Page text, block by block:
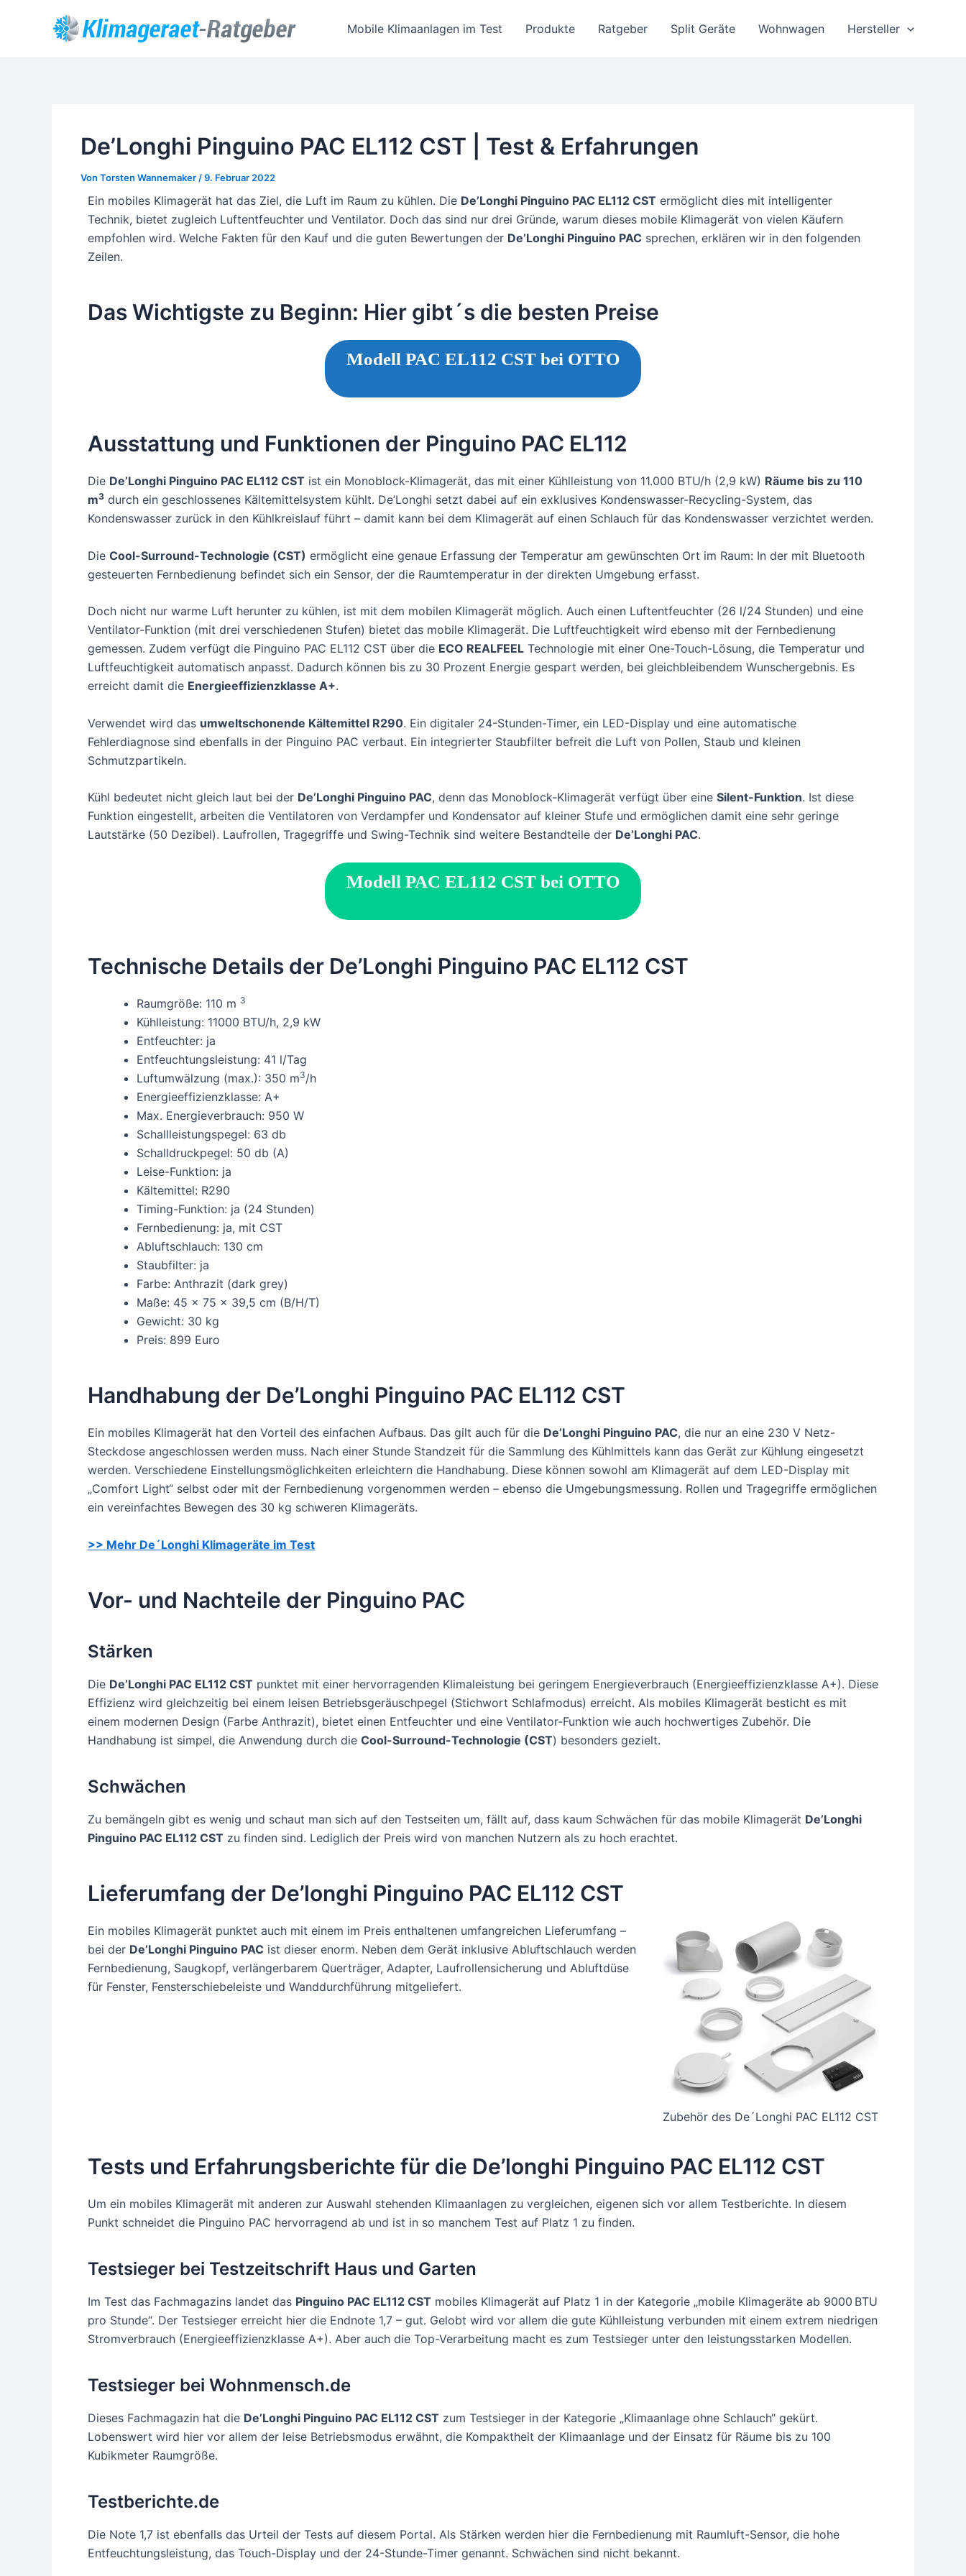
Mobile Klimaanlagen im Test Produkte Ratgeber Split Geräte Wohnwagen Hersteller
De’Longhi Pinguino PAC EL112 CST | Test & Erfahrungen
Von Torsten Wannemaker /9. Februar 2022
Ein mobiles Klimagerät hat das Ziel, die Luft im Raum zu kühlen. Die De’Longhi Pinguino PAC EL112 CST ermöglicht dies mit intelligenter
Technik, bietet zugleich Luftentfeuchter und Ventilator. Doch das sind nur drei Gründe, warum dieses mobile Klimagerät von vielen Käufern
empfohlen wird. Welche Fakten für den Kauf und die guten Bewertungen der De’Longhi Pinguino PAC sprechen, erklären wir in den folgenden
Zeilen.
Das Wichtigste zu Beginn: Hier gibt´s die besten Preise
Modell PAC EL112 CST bei OTTO
Ausstattung und Funktionen der Pinguino PAC EL112
Die De’Longhi Pinguino PAC EL112 CST ist ein Monoblock-Klimagerät, das mit einer Kühlleistung von 11.000 BTU/h (2,9 kW) Räume bis zu 110
m3 durch ein geschlossenes Kältemittelsystem kühlt. De’Longhi setzt dabei auf ein exklusives Kondenswasser-Recycling-System, das
Kondenswasser zurück in den Kühlkreislauf führt – damit kann bei dem Klimagerät auf einen Schlauch für das Kondenswasser verzichtet werden.
Die Cool-Surround-Technologie (CST) ermöglicht eine genaue Erfassung der Temperatur am gewünschten Ort im Raum: In der mit Bluetooth
gesteuerten Fernbedienung befindet sich ein Sensor, der die Raumtemperatur in der direkten Umgebung erfasst.
Doch nicht nur warme Luft herunter zu kühlen, ist mit dem mobilen Klimagerät möglich. Auch einen Luftentfeuchter (26 l/24 Stunden) und eine
Ventilator-Funktion (mit drei verschiedenen Stufen) bietet das mobile Klimagerät. Die Luftfeuchtigkeit wird ebenso mit der Fernbedienung
gemessen. Zudem verfügt die Pinguino PAC EL112 CST über die ECO REALFEEL Technologie mit einer One-Touch-Lösung, die Temperatur und
Luftfeuchtigkeit automatisch anpasst. Dadurch können bis zu 30 Prozent Energie gespart werden, bei gleichbleibendem Wunschergebnis. Es
erreicht damit die Energieeffizienzklasse A+.
Verwendet wird das umweltschonende Kältemittel R290. Ein digitaler 24-Stunden-Timer, ein LED-Display und eine automatische
Fehlerdiagnose sind ebenfalls in der Pinguino PAC verbaut. Ein integrierter Staubfilter befreit die Luft von Pollen, Staub und kleinen
Schmutzpartikeln.
Kühl bedeutet nicht gleich laut bei der De’Longhi Pinguino PAC, denn das Monoblock-Klimagerät verfügt über eine Silent-Funktion. Ist diese
Funktion eingestellt, arbeiten die Ventilatoren von Verdampfer und Kondensator auf kleiner Stufe und ermöglichen damit eine sehr geringe
Lautstärke (50 Dezibel). Laufrollen, Tragegriffe und Swing-Technik sind weitere Bestandteile der De’Longhi PAC.
Modell PAC EL112 CST bei OTTO
Technische Details der De’Longhi Pinguino PAC EL112 CST
Raumgröße: 110 m 3
Kühlleistung: 11000 BTU/h, 2,9 kW
Entfeuchter: ja
Entfeuchtungsleistung: 41 l/Tag
Luftumwälzung (max.): 350 m3/h
Energieeffizienzklasse: A+
Max. Energieverbrauch: 950 W
Schallleistungspegel: 63 db
Schalldruckpegel: 50 db (A)
Leise-Funktion: ja
Kältemittel: R290
Timing-Funktion: ja (24 Stunden)
Fernbedienung: ja, mit CST
Abluftschlauch: 130 cm
Staubfilter: ja
Farbe: Anthrazit (dark grey)
Maße: 45 x 75 x 39,5 cm (B/H/T)
Gewicht: 30 kg
Preis: 899 Euro
Handhabung der De’Longhi Pinguino PAC EL112 CST
Ein mobiles Klimagerät hat den Vorteil des einfachen Aufbaus. Das gilt auch für die De’Longhi Pinguino PAC, die nur an eine 230 V Netz-
Steckdose angeschlossen werden muss. Nach einer Stunde Standzeit für die Sammlung des Kühlmittels kann das Gerät zur Kühlung eingesetzt
werden. Verschiedene Einstellungsmöglichkeiten erleichtern die Handhabung. Diese können sowohl am Klimagerät auf dem LED-Display mit
„Comfort Light“ selbst oder mit der Fernbedienung vorgenommen werden – ebenso die Umgebungsmessung. Rollen und Tragegriffe ermöglichen
ein vereinfachtes Bewegen des 30 kg schweren Klimageräts.
>> Mehr De´Longhi Klimageräte im Test
Vor- und Nachteile der Pinguino PAC
Stärken
Die De’Longhi PAC EL112 CST punktet mit einer hervorragenden Klimaleistung bei geringem Energieverbrauch (Energieeffizienzklasse A+). Diese
Effizienz wird gleichzeitig bei einem leisen Betriebsgeräuschpegel (Stichwort Schlafmodus) erreicht. Als mobiles Klimagerät besticht es mit
einem modernen Design (Farbe Anthrazit), bietet einen Entfeuchter und eine Ventilator-Funktion wie auch hochwertiges Zubehör. Die
Handhabung ist simpel, die Anwendung durch die Cool-Surround-Technologie (CST) besonders gezielt.
Schwächen
Zu bemängeln gibt es wenig und schaut man sich auf den Testseiten um, fällt auf, dass kaum Schwächen für das mobile Klimagerät De’Longhi
Pinguino PAC EL112 CST zu finden sind. Lediglich der Preis wird von manchen Nutzern als zu hoch erachtet.
Lieferumfang der De’longhi Pinguino PAC EL112 CST
Zubehör des De´Longhi PAC EL112 CST
Ein mobiles Klimagerät punktet auch mit einem im Preis enthaltenen umfangreichen Lieferumfang –
bei der De’Longhi Pinguino PAC ist dieser enorm. Neben dem Gerät inklusive Abluftschlauch werden
Fernbedienung, Saugkopf, verlängerbarem Querträger, Adapter, Laufrollensicherung und Abluftdüse
für Fenster, Fensterschiebeleiste und Wanddurchführung mitgeliefert.
Tests und Erfahrungsberichte für die De’longhi Pinguino PAC EL112 CST
Um ein mobiles Klimagerät mit anderen zur Auswahl stehenden Klimaanlagen zu vergleichen, eigenen sich vor allem Testberichte. In diesem
Punkt schneidet die Pinguino PAC hervorragend ab und ist in so manchem Test auf Platz 1 zu finden.
Testsieger bei Testzeitschrift Haus und Garten
Im Test das Fachmagazins landet das Pinguino PAC EL112 CST mobiles Klimagerät auf Platz 1 in der Kategorie „mobile Klimageräte ab 9000 BTU
pro Stunde“. Der Testsieger erreicht hier die Endnote 1,7 – gut. Gelobt wird vor allem die gute Kühlleistung verbunden mit einem extrem niedrigen
Stromverbrauch (Energieeffizienzklasse A+). Aber auch die Top-Verarbeitung macht es zum Testsieger unter den leistungsstarken Modellen.
Testsieger bei Wohnmensch.de
Dieses Fachmagazin hat die De’Longhi Pinguino PAC EL112 CST zum Testsieger in der Kategorie „Klimaanlage ohne Schlauch“ gekürt.
Lobenswert wird hier vor allem der leise Betriebsmodus erwähnt, die Kompaktheit der Klimaanlage und der Einsatz für Räume bis zu 100
Kubikmeter Raumgröße.
Testberichte.de
Die Note 1,7 ist ebenfalls das Urteil der Tests auf diesem Portal. Als Stärken werden hier die Fernbedienung mit Raumluft-Sensor, die hohe
Entfeuchtungsleistung, das Touch-Display und der 24-Stunde-Timer genannt. Schwächen sind nicht bekannt.
navigation